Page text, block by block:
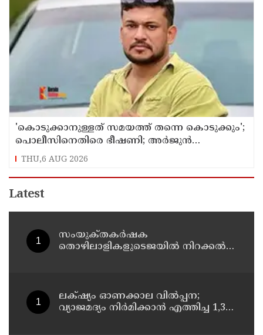
'കൊടുക്കാനുള്ളത് സമയത്ത് തന്നെ കൊടുക്കും';
പൊലീസിനെതിരെ ഭീഷണി; അർജുൻ
ആയങ്കിക്കെതിരെ കേസെടുത്തു
THU,6 AUG 2026
Latest
സംയുക്‌തകർഷക
തൊഴിലാളികളുടെജയിൽ നിറക്കൽ
ലക്‌ഷ്യം ഓണക്കാല വിൽപ്പന;
വ്യാജമദ്യം നിർമിക്കാൻ എത്തിച്ച 1,350